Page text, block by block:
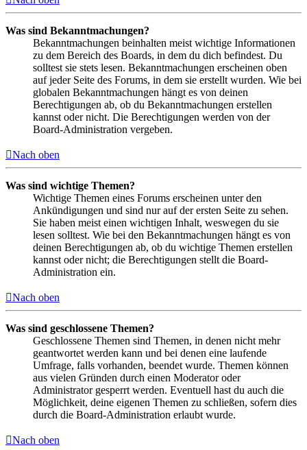
Was sind Bekanntmachungen?
Bekanntmachungen beinhalten meist wichtige Informationen
zu dem Bereich des Boards, in dem du dich befindest. Du
solltest sie stets lesen. Bekanntmachungen erscheinen oben
auf jeder Seite des Forums, in dem sie erstellt wurden. Wie bei
globalen Bekanntmachungen hängt es von deinen
Berechtigungen ab, ob du Bekanntmachungen erstellen
kannst oder nicht. Die Berechtigungen werden von der
Board-Administration vergeben.
Nach oben
Was sind wichtige Themen?
Wichtige Themen eines Forums erscheinen unter den
Ankündigungen und sind nur auf der ersten Seite zu sehen.
Sie haben meist einen wichtigen Inhalt, weswegen du sie
lesen solltest. Wie bei den Bekanntmachungen hängt es von
deinen Berechtigungen ab, ob du wichtige Themen erstellen
kannst oder nicht; die Berechtigungen stellt die Board-
Administration ein.
Nach oben
Was sind geschlossene Themen?
Geschlossene Themen sind Themen, in denen nicht mehr
geantwortet werden kann und bei denen eine laufende
Umfrage, falls vorhanden, beendet wurde. Themen können
aus vielen Gründen durch einen Moderator oder
Administrator gesperrt werden. Eventuell hast du auch die
Möglichkeit, deine eigenen Themen zu schließen, sofern dies
durch die Board-Administration erlaubt wurde.
Nach oben